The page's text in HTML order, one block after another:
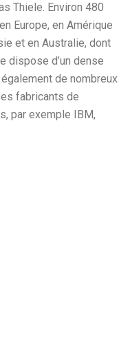
Thiele. Environ 480
Europe, en Amérique
et en Australie, dont
dispose d’un dense
de nombreux
fabricants de
par exemple IBM,